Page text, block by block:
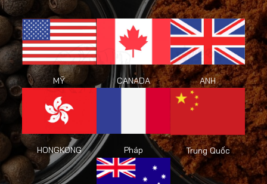
MỸ CANADA ANH
HONGKONG Pháp Trung Quốc